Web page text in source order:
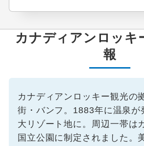
カナディアンロッキ
報
カナディアンロッキー観光の
街・バンフ。1883年に温泉が
大リゾート地に。周辺一帯は
国立公園に制定されました。